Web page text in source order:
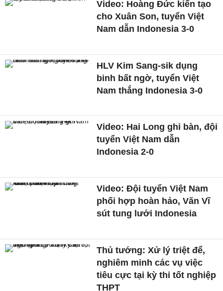
Video: Hoàng Đức kiến tạo
cho Xuân Son, tuyển Việt
Nam dẫn Indonesia 3-0
HLV Kim Sang-sik dụng
binh bất ngờ, tuyển Việt
Nam thắng Indonesia 3-0
Video: Hai Long ghi bàn, đội
tuyển Việt Nam dẫn
Indonesia 2-0
Video: Đội tuyển Việt Nam
phối hợp hoàn hảo, Văn Vĩ
sút tung lưới Indonesia
Thủ tướng: Xử lý triệt để,
nghiêm minh các vụ việc
tiêu cực tại kỳ thi tốt nghiệp
THPT